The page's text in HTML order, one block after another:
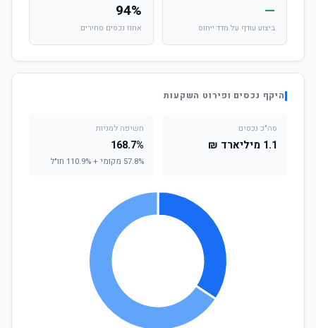
—
ביצוע עודף על מדד ייחוס
94%
אחוז נכסים סחירים
היקף נכסים ופירוט השקעות
סה"כ נכסים
1.1 מיליארד ₪
חשיפה למניות
168.7%
57.8% מקומי + 110.9% חו"ל